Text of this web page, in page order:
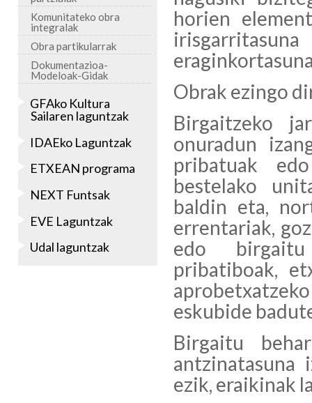
horien
Obrak ezingo
Birgaitzeko
onuradun
pribatuak
bestelako
baldin eta,
errentariak,
edo
pribatiboak,
eskubide
Birgaitu
antzinatasuna
ezik, eraikinak
Komunitateko obra
integralak
Obra partikularrak
Dokumentazioa-
Modeloak-Gidak
GFAko Kultura
Sailaren laguntzak
IDAEko Laguntzak
ETXEAN programa
NEXT Funtsak
EVE Laguntzak
Udal laguntzak